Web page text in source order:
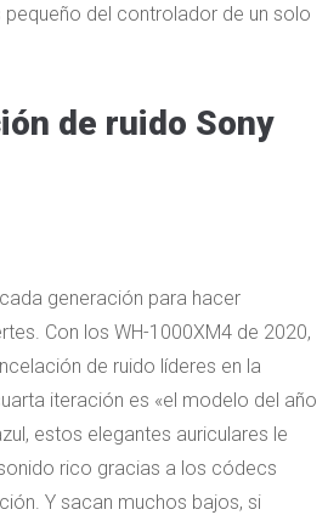
del controlador de un solo
de ruido Sony
generación para hacer
Con los WH-1000XM4 de 2020,
de ruido líderes en la
iteración es «el modelo del año
estos elegantes auriculares le
rico gracias a los códecs
Y sacan muchos bajos, si